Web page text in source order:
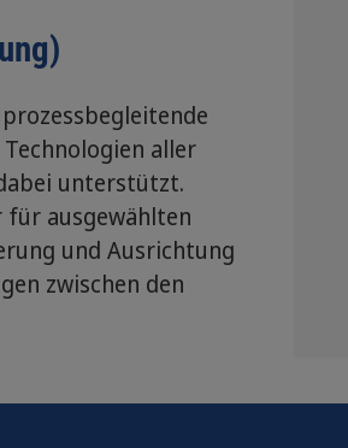
aller
unterstützt.
für ausgewählten
und Ausrichtung
zwischen den